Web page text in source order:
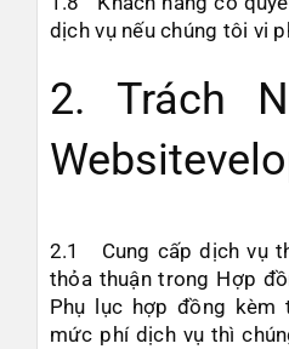
dịch vụ nếu chúng tôi vi
2. Trách
2.1 Cung cấp dịch vụ
thỏa thuận trong Hợp
Phụ lục hợp đồng
mức phí dịch vụ thì